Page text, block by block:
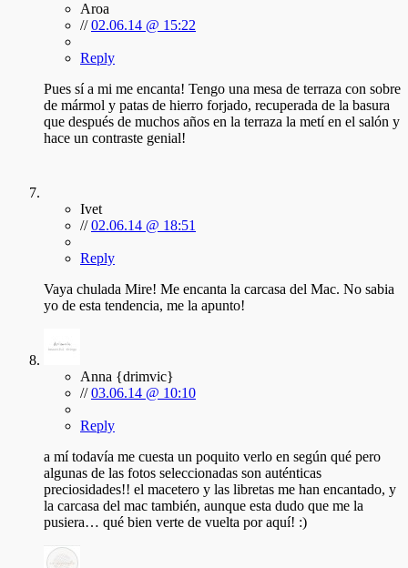
Aroa
//02.06.14 @ 15:22
Reply
Pues sí a mi me encanta! Tengo una mesa de terraza con sobre
de mármol y patas de hierro forjado, recuperada de la basura
que después de muchos años en la terraza la metí en el salón y
hace un contraste genial!
Ivet
//02.06.14 @ 18:51
Reply
Vaya chulada Mire! Me encanta la carcasa del Mac. No sabia
yo de esta tendencia, me la apunto!
Anna {drimvic}
//03.06.14 @ 10:10
Reply
a mí todavía me cuesta un poquito verlo en según qué pero
algunas de las fotos seleccionadas son auténticas
preciosidades!! el macetero y las libretas me han encantado, y
la carcasa del mac también, aunque esta dudo que me la
pusiera… qué bien verte de vuelta por aquí! :)